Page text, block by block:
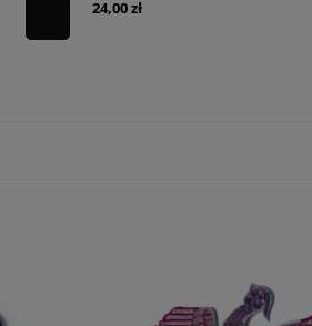
24,00 zł